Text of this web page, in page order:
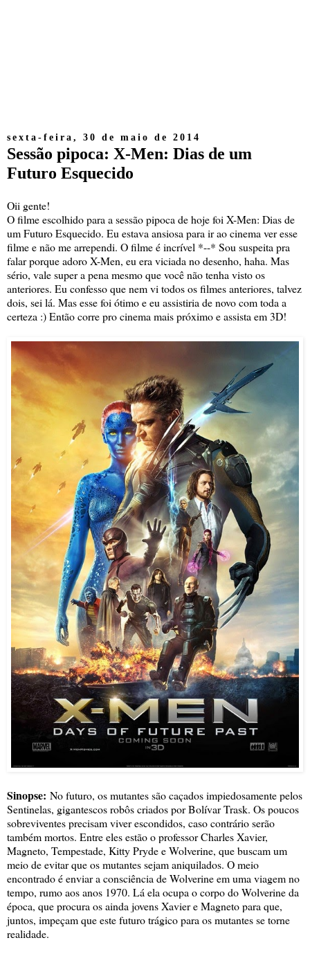
sexta-feira, 30 de maio de 2014
Sessão pipoca: X-Men: Dias de um
Futuro Esquecido
Oii gente!
O filme escolhido para a sessão pipoca de hoje foi X-Men: Dias de
um Futuro Esquecido. Eu estava ansiosa para ir ao cinema ver esse
filme e não me arrependi. O filme é incrível *--* Sou suspeita pra
falar porque adoro X-Men, eu era viciada no desenho, haha. Mas
sério, vale super a pena mesmo que você não tenha visto os
anteriores. Eu confesso que nem vi todos os filmes anteriores, talvez
dois, sei lá. Mas esse foi ótimo e eu assistiria de novo com toda a
certeza :) Então corre pro cinema mais próximo e assista em 3D!
Sinopse: No futuro, os mutantes são caçados impiedosamente pelos
Sentinelas, gigantescos robôs criados por Bolívar Trask. Os poucos
sobreviventes precisam viver escondidos, caso contrário serão
também mortos. Entre eles estão o professor Charles Xavier,
Magneto, Tempestade, Kitty Pryde e Wolverine, que buscam um
meio de evitar que os mutantes sejam aniquilados. O meio
encontrado é enviar a consciência de Wolverine em uma viagem no
tempo, rumo aos anos 1970. Lá ela ocupa o corpo do Wolverine da
época, que procura os ainda jovens Xavier e Magneto para que,
juntos, impeçam que este futuro trágico para os mutantes se torne
realidade.